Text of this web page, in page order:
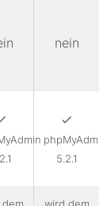
nein
phpMyAdmin
5.2.1
wird dem